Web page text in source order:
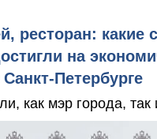
ресторан: какие
на
Петербурге
как мэр города, так